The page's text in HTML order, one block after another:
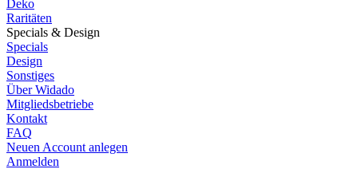
Deko
Raritäten
Specials & Design
Specials
Design
Sonstiges
Über Widado
Mitgliedsbetriebe
Kontakt
FAQ
Neuen Account anlegen
Anmelden